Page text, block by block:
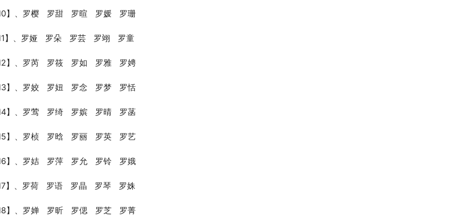
】、罗樱   罗甜   罗暄   罗媛   罗珊
】、罗娅   罗朵   罗芸   罗翊   罗童
】、罗芮   罗筱   罗如   罗雅   罗娉
】、罗姣   罗妞   罗念   罗梦   罗恬
】、罗莺   罗绮   罗嫔   罗晴   罗菡
】、罗桢   罗晗   罗丽   罗英   罗艺
】、罗姞   罗萍   罗允   罗铃   罗娥
】、罗荷   罗语   罗晶   罗琴   罗姝
】、罗婵   罗昕   罗偲   罗芝   罗菁